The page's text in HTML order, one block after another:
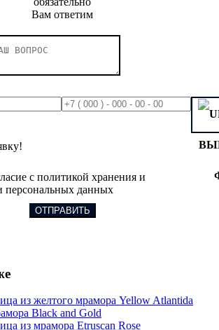
Вам ответим
с политикой хранения и
персональных данных
из желтого мрамора Yellow Atlantida
Black and Gold
из мрамора Etruscan Rose